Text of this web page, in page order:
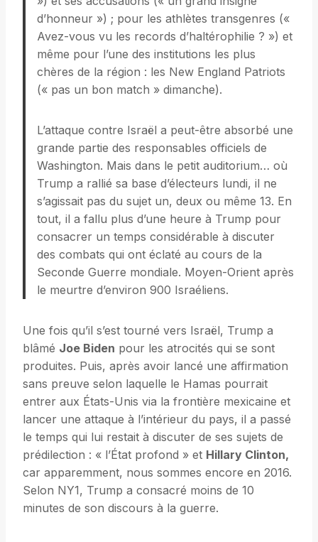
d’honneur ») ; pour les athlètes transgenres («
Avez-vous vu les records d’haltérophilie ? ») et
même pour l’une des institutions les plus
chères de la région : les New England Patriots
(« pas un bon match » dimanche).
L’attaque contre Israël a peut-être absorbé une
grande partie des responsables officiels de
Washington. Mais dans le petit auditorium… où
Trump a rallié sa base d’électeurs lundi, il ne
s’agissait pas du sujet un, deux ou même 13. En
tout, il a fallu plus d’une heure à Trump pour
consacrer un temps considérable à discuter
des combats qui ont éclaté au cours de la
Seconde Guerre mondiale. Moyen-Orient après
le meurtre d’environ 900 Israéliens.
Une fois qu’il s’est tourné vers Israël, Trump a
blâmé Joe Biden pour les atrocités qui se sont
produites. Puis, après avoir lancé une affirmation
sans preuve selon laquelle le Hamas pourrait
entrer aux États-Unis via la frontière mexicaine et
lancer une attaque à l’intérieur du pays, il a passé
le temps qui lui restait à discuter de ses sujets de
prédilection : « l’État profond » et Hillary Clinton,
car apparemment, nous sommes encore en 2016.
Selon NY1, Trump a consacré moins de 10
minutes de son discours à la guerre.